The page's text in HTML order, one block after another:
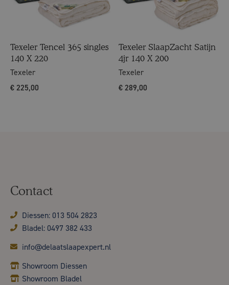
Texeler Tencel 365 singles
140 X 220
Texeler
€ 225,00
Texeler SlaapZacht Satijn
4jr 140 X 200
Texeler
€ 289,00
Contact
Diessen: 013 504 2823
Bladel: 0497 382 433
info@delaatslaapexpert.nl
Showroom Diessen
Showroom Bladel